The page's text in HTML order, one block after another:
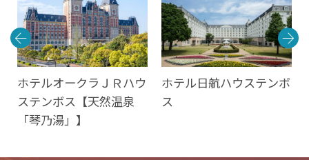
ホテルオークラＪＲハウ
ステンボス【天然温泉
「琴乃湯」】
ホテル日航ハウステンボ
ス